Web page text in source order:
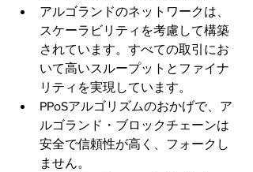
アルゴランドのネットワークは、
スケーラビリティを考慮して構築
されています。すべての取引にお
いて高いスループットとファイナ
リティを実現しています。
PPoSアルゴリズムのおかげで、ア
ルゴランド・ブロックチェーンは
安全で信頼性が高く、フォークし
ません。